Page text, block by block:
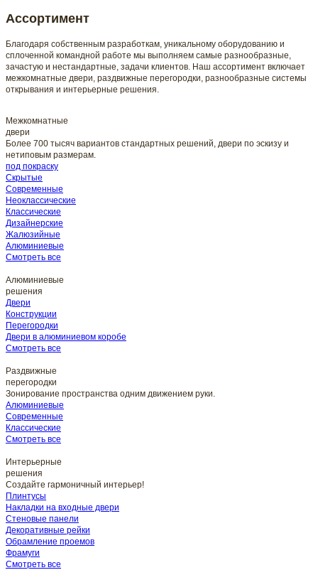
Ассортимент
Благодаря собственным разработкам, уникальному оборудованию и
сплоченной командной работе мы выполняем самые разнообразные,
зачастую и нестандартные, задачи клиентов. Наш ассортимент включает
межкомнатные двери, раздвижные перегородки, разнообразные системы
открывания и интерьерные решения.
Межкомнатные
двери
Более 700 тысяч вариантов стандартных решений, двери по эскизу и
нетиповым размерам.
под покраску
Скрытые
Современные
Неоклассические
Классические
Дизайнерские
Жалюзийные
Алюминиевые
Смотреть все
Алюминиевые
решения
Двери
Конструкции
Перегородки
Двери в алюминиевом коробе
Смотреть все
Раздвижные
перегородки
Зонирование пространства одним движением руки.
Алюминиевые
Современные
Классические
Смотреть все
Интерьерные
решения
Создайте гармоничный интерьер!
Плинтусы
Накладки на входные двери
Стеновые панели
Декоративные рейки
Обрамление проемов
Фрамуги
Смотреть все